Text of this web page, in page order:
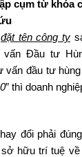
cụm từ khóa
đặt tên công ty
Đầu tư
vấn đầu tư
” thì doanh
đổi phải
hữu trí tuệ